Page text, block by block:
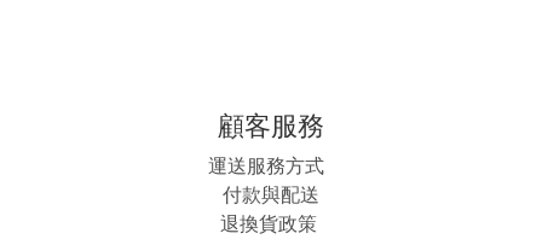
顧客服務
運送服務方式
付款與配送
退換貨政策